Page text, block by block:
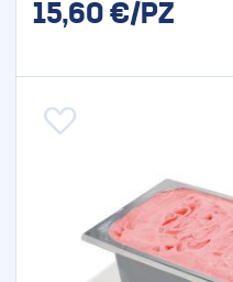
15,60 €/PZ